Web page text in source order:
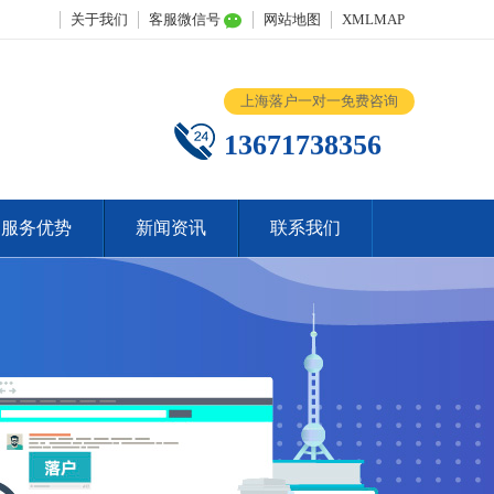
关于我们 客服微信号 网站地图 XMLMAP
上海落户一对一免费咨询
13671738356
服务优势 新闻资讯 联系我们